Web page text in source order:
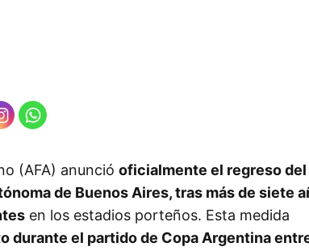
(AFA) anunció oficialmente el regreso del
de Buenos Aires, tras más de siete
en los estadios porteños. Esta medida
durante el partido de Copa Argentina